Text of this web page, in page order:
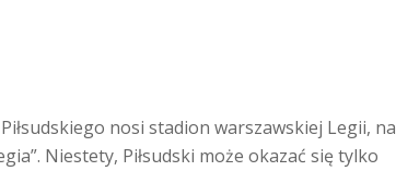
nosi stadion warszawskiej Legii, na
Niestety, Piłsudski może okazać się tylko